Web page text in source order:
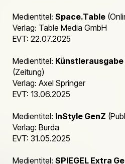
Medientitel: Space.Table
Verlag: Table Media GmbH
EVT: 22.07.2025
Medientitel: Künstlerausgabe
(Zeitung)
Verlag: Axel Springer
EVT: 13.06.2025
Medientitel: InStyle GenZ
Verlag: Burda
EVT: 31.05.2025
Medientitel: SPIEGEL Extra